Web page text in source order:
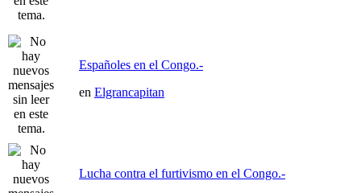
Españoles en el Congo.-
en Elgrancapitan
Lucha contra el furtivismo en el Congo.-